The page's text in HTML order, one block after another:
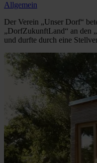
Allgemein
Der Verein „Unser Dorf“
„DorfZukunftLand“ an den
und durfte durch eine